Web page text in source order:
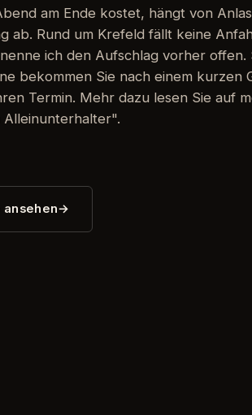
am Ende kostet, hängt von
ab. Rund um Krefeld fällt keine
ich den Aufschlag vorher
bekommen Sie nach einem kurzen
Termin. Mehr dazu lesen Sie auf
Alleinunterhalter".
ansehen→